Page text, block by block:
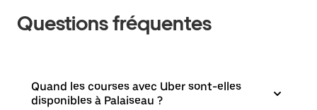
Questions fréquentes
Quand les courses avec Uber sont-elles
disponibles à Palaiseau ?